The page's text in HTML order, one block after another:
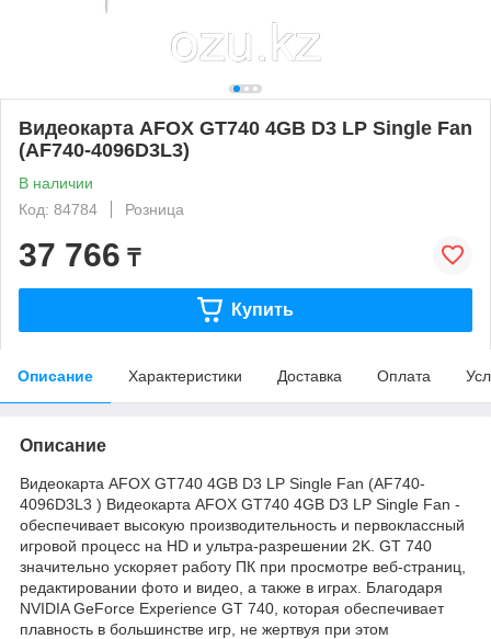
Видеокарта AFOX GT740 4GB D3 LP Single Fan
(AF740-4096D3L3)
В наличии
Код: 84784
Розница
37 766 ₸
Купить
Описание Характеристики Доставка Оплата
Описание
Видеокарта AFOX GT740 4GB D3 LP Single Fan (AF740-
4096D3L3 ) Видеокарта AFOX GT740 4GB D3 LP Single Fan -
обеспечивает высокую производительность и первоклассный
игровой процесс на HD и ультра-разрешении 2K. GT 740
значительно ускоряет работу ПК при просмотре веб-страниц,
редактировании фото и видео, а также в играх. Благодаря
NVIDIA GeForce Experience GT 740, которая обеспечивает
плавность в большинстве игр, не жертвуя при этом